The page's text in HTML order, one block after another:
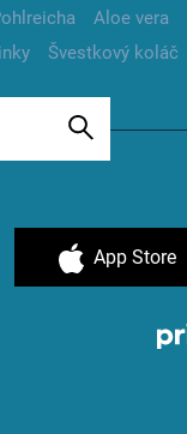
Aloe vera
Švestkový koláč
App Store